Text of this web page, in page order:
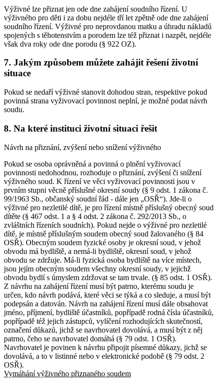
Výživné lze přiznat jen ode dne zahájení soudního řízení. U
výživného pro děti i za dobu nejdéle tří let zpětně ode dne zahájení
soudního řízení. Výživné pro neprovdanou matku a úhradu nákladů
spojených s těhotenstvím a porodem lze též přiznat i nazpět, nejdéle
však dva roky ode dne porodu (§ 922 OZ).
7. Jakým způsobem můžete zahájit řešení životní
situace
Pokud se nedaří výživné stanovit dohodou stran, respektive pokud
povinná strana vyživovací povinnost neplní, je možné podat návrh
soudu.
8. Na které instituci životní situaci řešit
Návrh na přiznání, zvýšení nebo snížení výživného
Pokud se osoba oprávněná a povinná o plnění vyživovací
povinnosti nedohodnou, rozhoduje o přiznání, zvýšení či snížení
výživného soud. K řízení ve věci vyživovací povinnosti jsou v
prvním stupni věcně příslušné okresní soudy (§ 9 odst. 1 zákona č.
99/1963 Sb., občanský soudní řád - dále jen „OSŘ“). Jde-li o
výživné pro nezletilé dítě, je pro řízení místně příslušný obecný soud
dítěte (§ 467 odst. 1 a § 4 odst. 2 zákona č. 292/2013 Sb., o
zvláštních řízeních soudních). Pokud nejde o výživné pro nezletilé
dítě, je místně příslušným soudem obecný soud žalovaného (§ 84
OSŘ). Obecným soudem fyzické osoby je okresní soud, v jehož
obvodu má bydliště, a nemá-li bydliště, okresní soud, v jehož
obvodu se zdržuje. Má-li fyzická osoba bydliště na více místech,
jsou jejím obecným soudem všechny okresní soudy, v jejichž
obvodu bydlí s úmyslem zdržovat se tam trvale. (§ 85 odst. 1 OSŘ).
Z návrhu na zahájení řízení musí být patrno, kterému soudu je
určen, kdo návrh podává, které věci se týká a co sleduje, a musí být
podepsán a datován. Návrh na zahájení řízení musí dále obsahovat
jméno, příjmení, bydliště účastníků, popřípadě rodná čísla účastníků,
popřípadě též jejich zástupců, vylíčení rozhodujících skutečností,
označení důkazů, jichž se navrhovatel dovolává, a musí být z něj
patrno, čeho se navrhovatel domáhá (§ 79 odst. 1 OSŘ).
Navrhovatel je povinen k návrhu připojit písemné důkazy, jichž se
dovolává, a to v listinné nebo v elektronické podobě (§ 79 odst. 2
OSŘ).
Vymáhání výživného přiznaného soudem